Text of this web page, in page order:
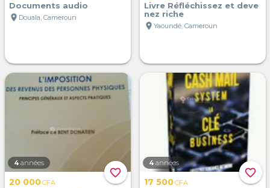
Documents audio
location_on Douala, Cameroun
Livre Réfléchissez et deve
nez riche
location_on Yaoundé, Cameroun
favorite_border
4 années
20 000CFA
favorite_border
4 années
17 500CFA